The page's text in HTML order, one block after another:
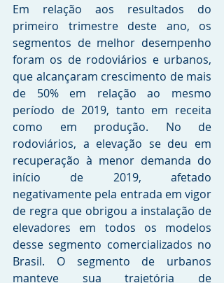
Em relação aos resultados do
primeiro trimestre deste ano, os
segmentos de melhor desempenho
foram os de rodoviários e urbanos,
que alcançaram crescimento de mais
de 50% em relação ao mesmo
período de 2019, tanto em receita
como em produção. No de
rodoviários, a elevação se deu em
recuperação à menor demanda do
início de 2019, afetado
negativamente pela entrada em vigor
de regra que obrigou a instalação de
elevadores em todos os modelos
desse segmento comercializados no
Brasil. O segmento de urbanos
manteve sua trajetória de